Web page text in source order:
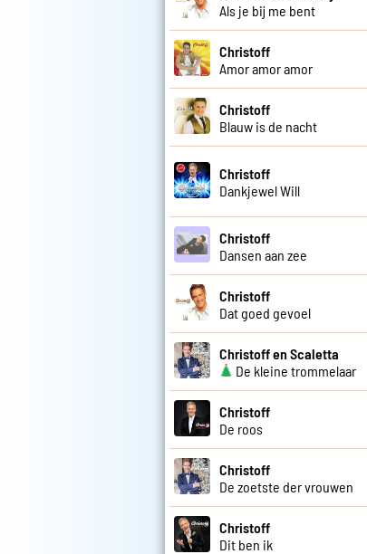
Als je bij me bent
Christoff
Amor amor amor
Christoff
Blauw is de nacht
Christoff
Dankjewel Will
Christoff
Dansen aan zee
Christoff
Dat goed gevoel
Christoff en Scaletta
De kleine trommelaar
Christoff
De roos
Christoff
De zoetste der vrouwen
Christoff
Dit ben ik